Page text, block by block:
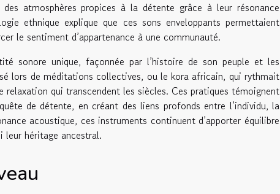
atmosphères propices à la détente grâce à leur résonance
ethnique explique que ces sons enveloppants permettaient
le sentiment d’appartenance à une communauté.
sonore unique, façonnée par l’histoire de son peuple et les
lors de méditations collectives, ou le kora africain, qui rythmait
qui transcendent les siècles. Ces pratiques témoignent
de détente, en créant des liens profonds entre l’individu, la
acoustique, ces instruments continuent d’apporter équilibre
leur héritage ancestral.